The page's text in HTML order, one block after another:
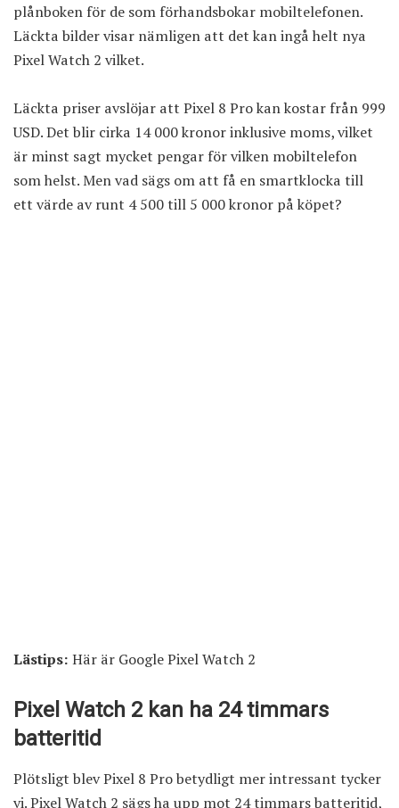
plånboken för de som förhandsbokar mobiltelefonen.
Läckta bilder visar nämligen att det kan ingå helt nya
Pixel Watch 2 vilket.
Läckta priser avslöjar att Pixel 8 Pro kan kostar från 999
USD. Det blir cirka 14 000 kronor inklusive moms, vilket
är minst sagt mycket pengar för vilken mobiltelefon
som helst. Men vad sägs om att få en smartklocka till
ett värde av runt 4 500 till 5 000 kronor på köpet?
Lästips: Här är Google Pixel Watch 2
Pixel Watch 2 kan ha 24 timmars
batteritid
Plötsligt blev Pixel 8 Pro betydligt mer intressant tycker
vi. Pixel Watch 2 sägs ha upp mot 24 timmars batteritid,